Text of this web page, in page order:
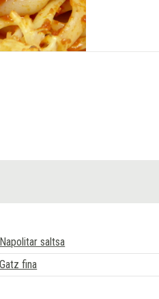
Napolitar saltsa
Gatz fina